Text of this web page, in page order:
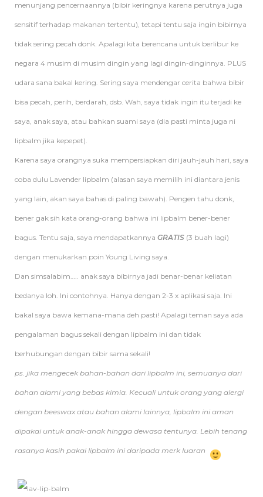
menunjang pencernaannya (bibir keringnya karena perutnya juga
sensitif terhadap makanan tertentu), tetapi tentu saja ingin bibirnya
tidak sering pecah donk. Apalagi kita berencana untuk berlibur ke
negara 4 musim di musim dingin yang lagi dingin-dinginnya. PLUS
udara sana bakal kering. Sering saya mendengar cerita bahwa bibir
bisa pecah, perih, berdarah, dsb. Wah, saya tidak ingin itu terjadi ke
saya, anak saya, atau bahkan suami saya (dia pasti minta juga ni
lipbalm jika kepepet).
Karena saya orangnya suka mempersiapkan diri jauh-jauh hari, saya
coba dulu Lavender lipbalm (alasan saya memilih ini diantara jenis
yang lain, akan saya bahas di paling bawah). Pengen tahu donk,
bener gak sih kata orang-orang bahwa ini lipbalm bener-bener
bagus. Tentu saja, saya mendapatkannya GRATIS (3 buah lagi)
dengan menukarkan poin Young Living saya.
Dan simsalabim….. anak saya bibirnya jadi benar-benar keliatan
bedanya loh. Ini contohnya. Hanya dengan 2-3 x aplikasi saja. Ini
bakal saya bawa kemana-mana deh pasti! Apalagi teman saya ada
pengalaman bagus sekali dengan lipbalm ini dan tidak
berhubungan dengan bibir sama sekali!
ps. jika mengecek bahan-bahan dari lipbalm ini, semuanya dari
bahan alami yang bebas kimia. Kecuali untuk orang yang alergi
dengan beeswax atau bahan alami lainnya, lipbalm ini aman
dipakai untuk anak-anak hingga dewasa tentunya. Lebih tenang
rasanya kasih pakai lipbalm ini daripada merk luaran